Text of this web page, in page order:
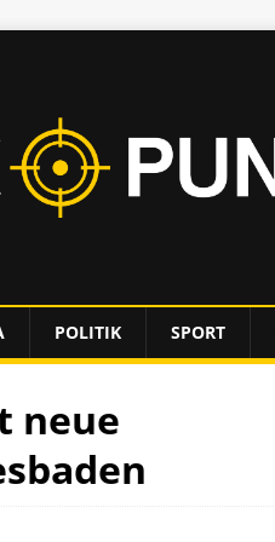
POLITIK SPORT
neue